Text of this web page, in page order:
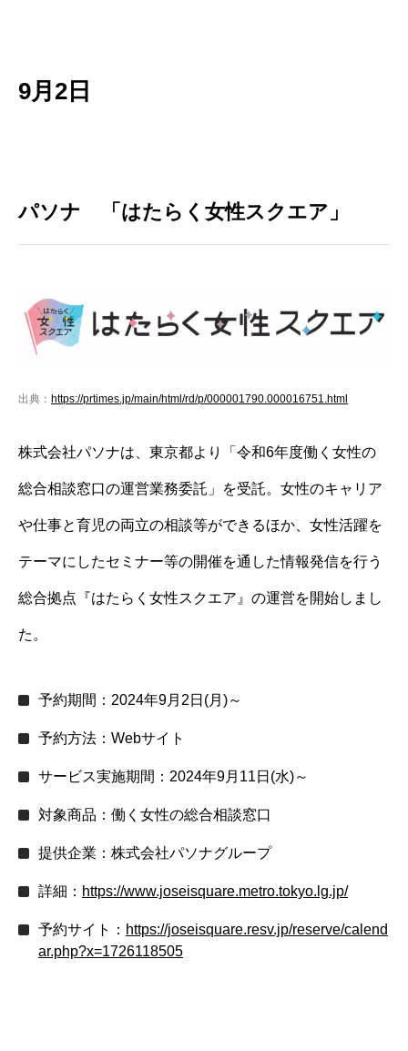
9月2日
パソナ 「はたらく女性スクエア」
出典： https://prtimes.jp/main/html/rd/p/000001790.000016751.html
株式会社パソナは、東京都より「令和6年度働く女性の
総合相談窓口の運営業務委託」を受託。女性のキャリア
や仕事と育児の両立の相談等ができるほか、女性活躍を
テーマにしたセミナー等の開催を通した情報発信を行う
総合拠点『はたらく女性スクエア』の運営を開始しまし
た。
予約期間：2024年9月2日(月)～
予約方法：Webサイト
サービス実施期間：2024年9月11日(水)～
対象商品：働く女性の総合相談窓口
提供企業：株式会社パソナグループ
詳細： https://www.joseisquare.metro.tokyo.lg.jp/
予約サイト： https://joseisquare.resv.jp/reserve/calend
ar.php?x=1726118505